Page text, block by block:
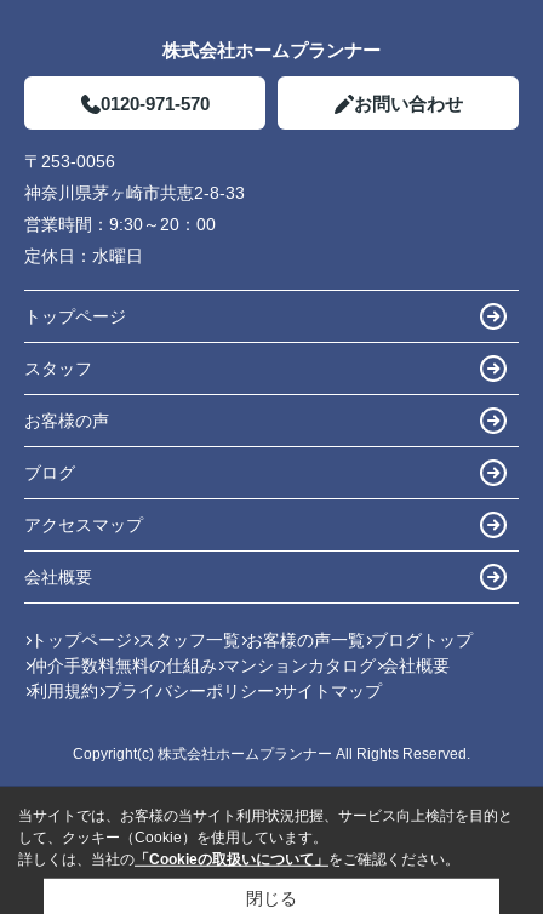
株式会社ホームプランナー
0120-971-570 お問い合わせ
〒253-0056
神奈川県茅ヶ崎市共恵2-8-33
営業時間： 9:30～20：00
定休日： 水曜日
トップページ
スタッフ
お客様の声
ブログ
アクセスマップ
会社概要
トップページ スタッフ一覧 お客様の声一覧 ブログトップ
仲介手数料無料の仕組み マンションカタログ 会社概要
利用規約 プライバシーポリシー サイトマップ
Copyright(c) 株式会社ホームプランナー All Rights Reserved.
当サイトでは、お客様の当サイト利用状況把握、サービス向上検討を目的と
して、クッキー（Cookie）を使用しています。
詳しくは、当社の 「Cookieの取扱いについて」 をご確認ください。
閉じる